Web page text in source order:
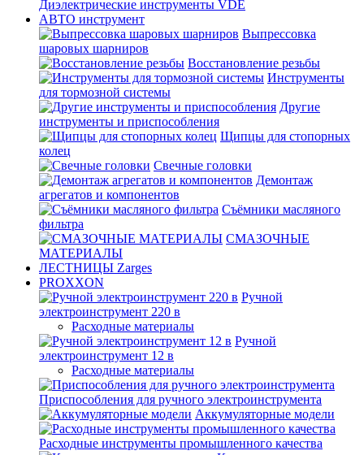
Диэлектрические инструменты VDE
АВТО инструмент
Выпрессовка
шаровых шарниров
Восстановление резьбы
Инструменты
для тормозной системы
Другие
инструменты и приспособления
Щипцы для стопорных
колец
Свечные головки
Демонтаж
агрегатов и компонентов
Съёмники масляного
фильтра
СМАЗОЧНЫЕ
МАТЕРИАЛЫ
ЛЕСТНИЦЫ Zarges
PROXXON
Ручной
электроинструмент 220 в
Расходные материалы
Ручной
электроинструмент 12 в
Расходные материалы
Приспособления для ручного электроинструмента
Аккумуляторные модели
Расходные инструменты промышленного качества